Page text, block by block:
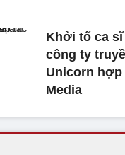
Khởi tố ca
công ty
Unicorn
Media